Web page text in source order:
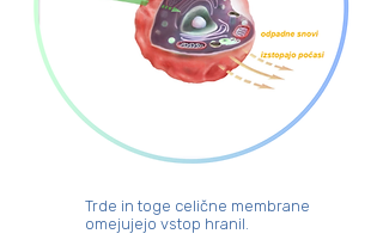
Trde in toge celične membrane
omejujejo vstop hranil.